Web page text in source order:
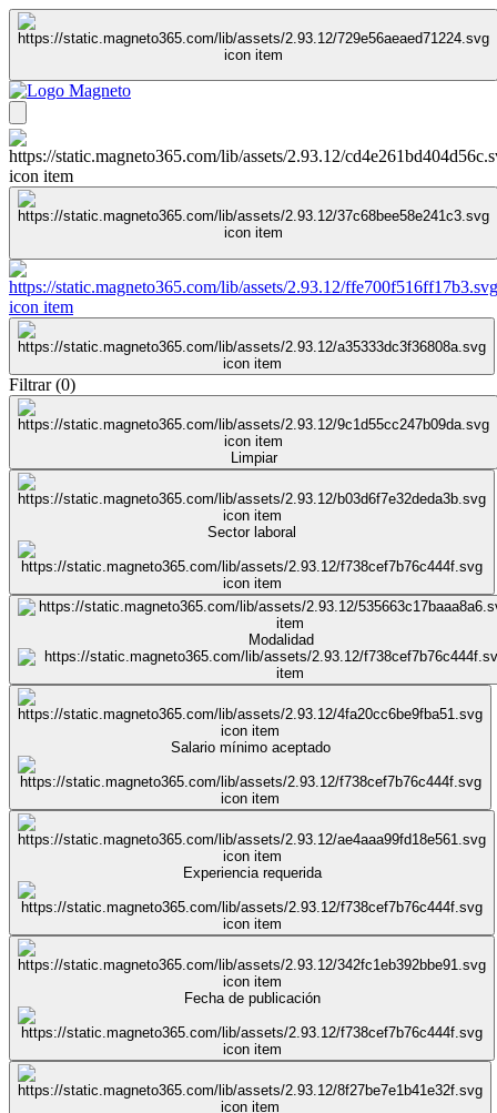
Filtrar(0)
Limpiar
Sector laboral
Modalidad
Salario mínimo aceptado
Experiencia requerida
Fecha de publicación